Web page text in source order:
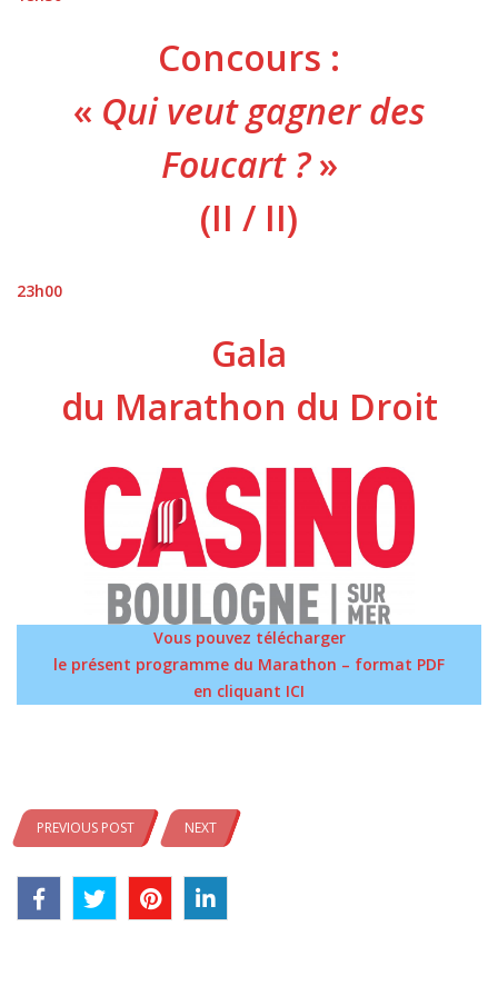
Concours :
« Qui veut gagner des
Foucart ?»
(II / II)
23h00
Gala
du Marathon du Droit
Vous pouvez télécharger
le présent programme du Marathon – format PDF
en cliquant ICI
PREVIOUS POST NEXT